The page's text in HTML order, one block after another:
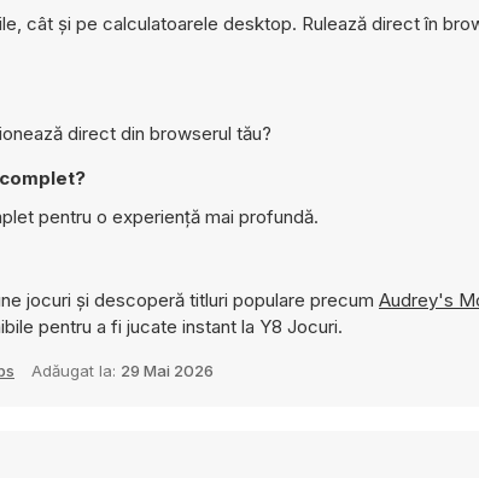
cât și pe calculatoarele desktop. Rulează direct în
direct din browserul tău?
pentru o experiență mai profundă.
jocuri și descoperă titluri populare precum Audrey's
pentru a fi jucate instant la Y8 Jocuri.
Adăugat la: 29 Mai 2026